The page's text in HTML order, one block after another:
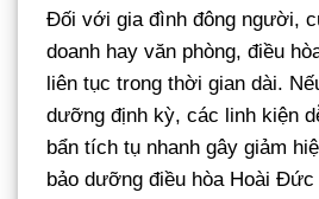
Đối với gia đình đông người,
doanh hay văn phòng, điều
liên tục trong thời gian dài.
dưỡng định kỳ, các linh kiện
bẩn tích tụ nhanh gây giảm
bảo dưỡng điều hòa Hoài